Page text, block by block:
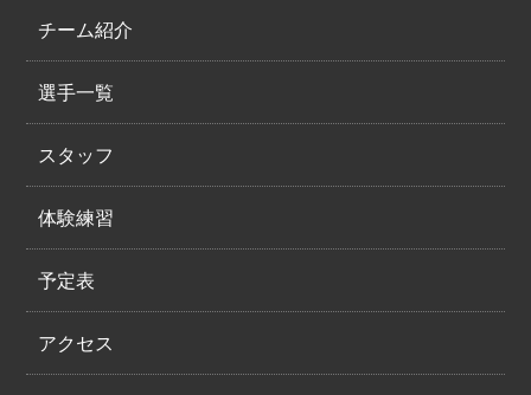
チーム紹介
選手一覧
スタッフ
体験練習
予定表
アクセス